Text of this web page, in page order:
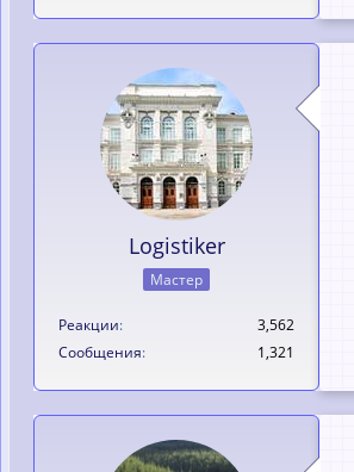
Logistiker
Мастер
Реакции
3,562
Сообщения
1,321